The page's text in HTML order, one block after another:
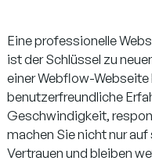
Eine professionelle
ist der Schlüssel zu
einer Webflow-Webseite
benutzerfreundliche
Geschwindigkeit,
machen Sie nicht nur
Vertrauen und bleiben